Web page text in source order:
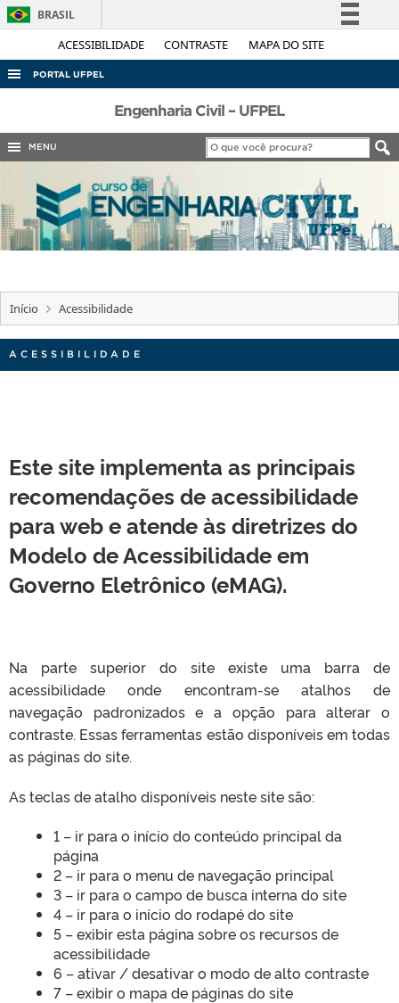
ACESSIBILIDADE CONTRASTE MAPA DO SITE
BRASIL
Simplifique!
Legislação
PORTAL UFPEL
ACESSO À INFORMAÇÃO
AUDITORIA
CONCURSOS
EDITAIS
Engenharia Civil – UFPEL
MENU
Início Acessibilidade
ACESSIBILIDADE
Este site implementa as principais
recomendações de acessibilidade
para web e atende às diretrizes do
Modelo de Acessibilidade em
Governo Eletrônico (eMAG).
Na parte superior do site existe uma barra de
acessibilidade onde encontram-se atalhos de
navegação padronizados e a opção para alterar o
contraste. Essas ferramentas estão disponíveis em todas
as páginas do site.
As teclas de atalho disponíveis neste site são:
1 – ir para o início do conteúdo principal da
página
2 – ir para o menu de navegação principal
3 – ir para o campo de busca interna do site
4 – ir para o início do rodapé do site
5 – exibir esta página sobre os recursos de
acessibilidade
6 – ativar / desativar o modo de alto contraste
7 – exibir o mapa de páginas do site